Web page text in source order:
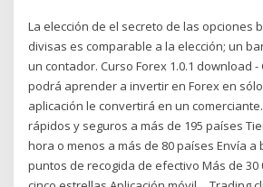
La elección de el secreto de las opciones
divisas es comparable a la elección; un
un contador. Curso Forex 1.0.1 download
podrá aprender a invertir en Forex en
aplicación le convertirá en un
rápidos y seguros a más de 195 países
hora o menos a más de 80 países Envía a
puntos de recogida de efectivo Más de 30